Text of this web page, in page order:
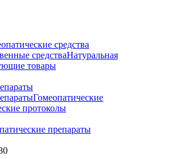
средства
средстваНатуральная
товары
Гомеопатические
протоколы
препараты